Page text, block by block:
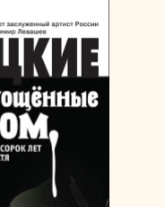
руб..
299,00 руб..